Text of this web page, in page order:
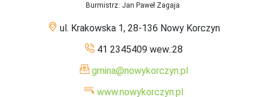
Burmistrz: Jan Paweł Zagaja
ul. Krakowska 1, 28-136 Nowy Korczyn
41 2345409 wew.:28
gmina@nowykorczyn.pl
www.nowykorczyn.pl